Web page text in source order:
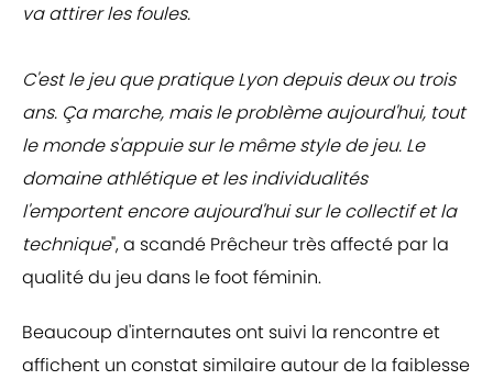
va attirer les foules.
C'est le jeu que pratique Lyon depuis deux ou trois
ans. Ça marche, mais le problème aujourd'hui, tout
le monde s'appuie sur le même style de jeu. Le
domaine athlétique et les individualités
l'emportent encore aujourd'hui sur le collectif et la
technique", a scandé Prêcheur très affecté par la
qualité du jeu dans le foot féminin.
Beaucoup d'internautes ont suivi la rencontre et
affichent un constat similaire autour de la faiblesse